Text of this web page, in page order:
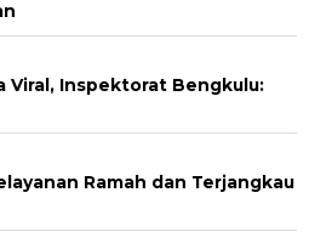
Viral, Inspektorat Bengkulu:
Ramah dan Terjangkau